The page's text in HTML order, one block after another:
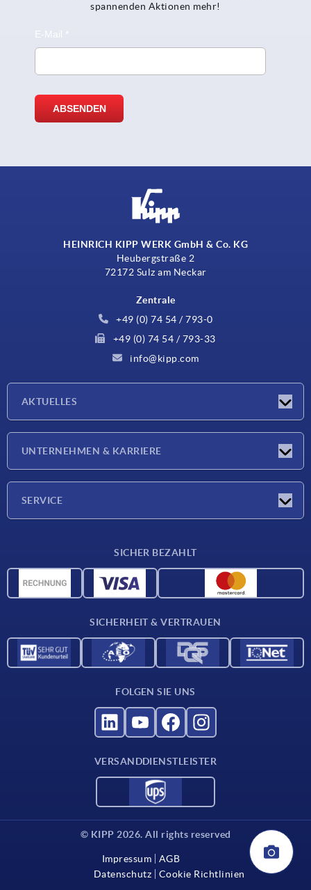
spannenden Aktionen mehr!
HEINRICH KIPP WERK GmbH & Co. KG
Heubergstraße 2
72172 Sulz am Neckar
Zentrale
+49 (0) 74 54 / 793-0
+49 (0) 74 54 / 793-33
info@kipp.com
AKTUELLES
Presseberichte
UNTERNEHMEN & KARRIERE
SERVICE
Werkstoffübersicht
SICHER BEZAHLT
SICHERHEIT & VERTRAUEN
FOLGEN SIE UNS
VERSANDDIENSTLEISTER
© KIPP 2026. All rights reserved
Impressum
AGB
Datenschutz
Cookie Richtlinien